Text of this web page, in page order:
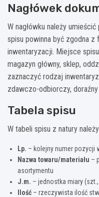
Nagłówek
W nagłówku należy
spisu powinna być zgodna
inwentaryzacji. Miejsce
magazyn główny, sklep,
zaznaczyć rodzaj
zdawczo-odbiorczy,
Tabela spisu
W tabeli spisu z natury
Lp. – kolejny numer pozycji
Nazwa towaru/materiału –
asortymentu
J.m. – jednostka miary (szt.,
Ilość – rzeczywista ilość